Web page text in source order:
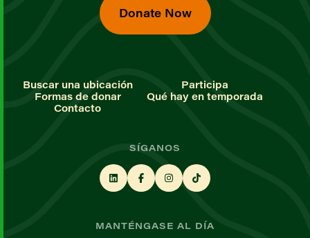
Donate Now
Buscar una ubicación
Participa
Formas de donar
Qué hay en temporada
Contacto
SÍGANOS
MANTÉNGASE AL DÍA